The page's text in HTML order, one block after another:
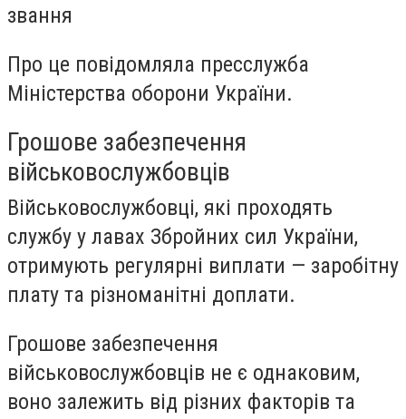
звання
Про це повідомляла пресслужба
Міністерства оборони України.
Грошове забезпечення
військовослужбовців
Військовослужбовці, які проходять
службу у лавах Збройних сил України,
отримують регулярні виплати — заробітну
плату та різноманітні доплати.
Грошове забезпечення
військовослужбовців не є однаковим,
воно залежить від різних факторів та